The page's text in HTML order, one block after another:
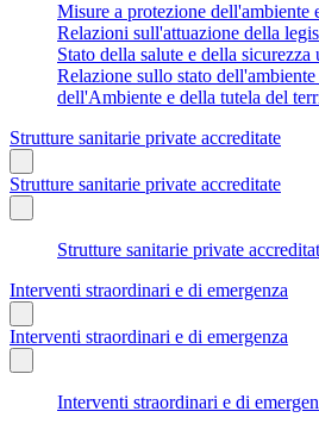
Misure a protezione dell'ambiente
Relazioni sull'attuazione della
Stato della salute e della sicurezza
Relazione sullo stato
dell'Ambiente e della tutela del
Strutture sanitarie private accreditate
Strutture sanitarie private accreditate
Strutture sanitarie private
Interventi straordinari e di emergenza
Interventi straordinari e di emergenza
Interventi straordinari e di